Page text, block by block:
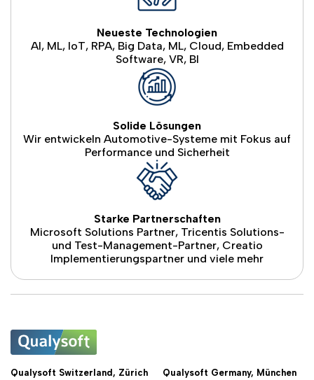
Neueste Technologien
AI, ML, IoT, RPA, Big Data, ML, Cloud, Embedded
Software, VR, BI
Solide Lösungen
Wir entwickeln Automotive-Systeme mit Fokus auf
Performance und Sicherheit
Starke Partnerschaften
Microsoft Solutions Partner, Tricentis Solutions-
und Test-Management-Partner, Creatio
Implementierungspartner und viele mehr
Qualysoft Switzerland, Zürich
Qualysoft Germany, München